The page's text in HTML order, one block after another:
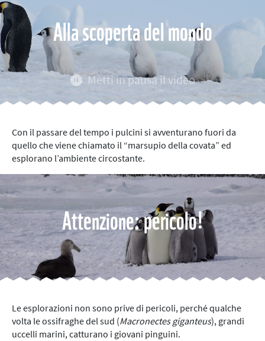
Alla scoperta del mondo
Metti in pausa il video
Con il passare del tempo i pulcini si avventurano fuori da
quello che viene chiamato il “marsupio della covata” ed
esplorano l’ambiente circostante.
Attenzione: pericolo!
Le esplorazioni non sono prive di pericoli, perché qualche
volta le ossifraghe del sud (Macronectes giganteus), grandi
uccelli marini, catturano i giovani pinguini.